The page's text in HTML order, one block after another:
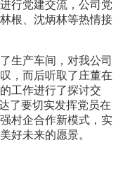
行党建交流，公司党
根、沈炳林等热情接
生产车间，对我公司
，而后听取了庄董在
工作进行了探讨交
了要切实发挥党员在
村企合作新模式，实
好未来的愿景。